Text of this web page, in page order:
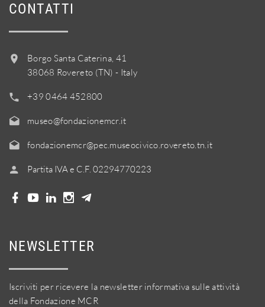
CONTATTI
Borgo Santa Caterina, 41
38068 Rovereto (TN) - Italy
+39 0464 452800
museo@fondazionemcr.it
fondazionemcr@pec.museocivico.rovereto.tn.it
Partita IVA e C.F. 02294770223
NEWSLETTER
Iscriviti per ricevere la newsletter informativa sulle attività
della Fondazione MCR